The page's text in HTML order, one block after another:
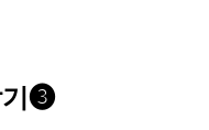
기❸